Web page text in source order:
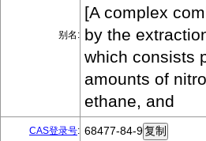
别名:
[A complex
by the
which consists
amounts of
ethane, and
CAS登录号: 68477-84-9